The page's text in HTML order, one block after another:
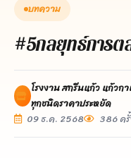
บทความ
#5กลยุทธ์การต
โรงงาน สกรีนแก้ว แก้ว
ทุกชนิดราคาประหยัด
09 ธ.ค. 2568
386 ค